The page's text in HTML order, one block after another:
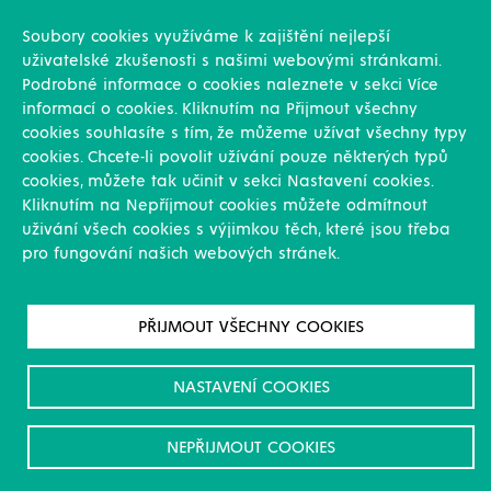
Novinky
Reference
Kariéra
© All rights reserved. WITKOWITZ ENVI
Designed byLa Taupe2019
Soubory cookies využíváme k zajištění nejlepší
uživatelské zkušenosti s našimi webovými stránkami.
Podrobné informace o cookies naleznete v sekci Více
informací o cookies. Kliknutím na Přijmout všechny
cookies souhlasíte s tím, že můžeme užívat všechny typy
cookies. Chcete-li povolit užívání pouze některých typů
cookies, můžete tak učinit v sekci Nastavení cookies.
Kliknutím na Nepříjmout cookies můžete odmítnout
uživání všech cookies s výjimkou těch, které jsou třeba
pro fungování našich webových stránek.
PŘIJMOUT VŠECHNY COOKIES
NASTAVENÍ COOKIES
NEPŘIJMOUT COOKIES